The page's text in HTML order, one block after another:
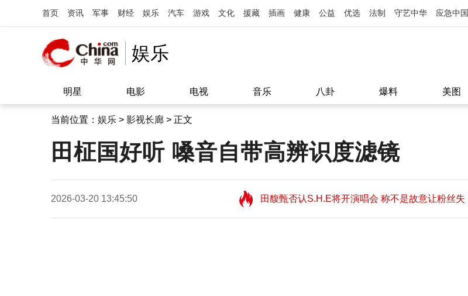
首页 资讯 军事 财经 娱乐 汽车 游戏 文化 援藏 插画 健康 公益 优选 法制 守艺中华 应急中国
娱乐
明星 电影 电视 音乐 八卦 爆料 美图
当前位置： 娱乐 > 影视长廊 > 正文
田柾国好听 嗓音自带高辨识度滤镜
2026-03-20 13:45:50
田馥甄否认S.H.E将开演唱会 称不是故意让粉丝失
望11:08
田馥甄否认S.H.E将开演唱会 称不是故意让粉丝失